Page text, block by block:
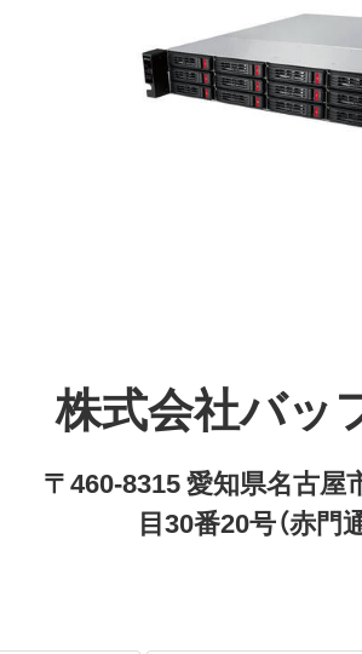
株式会社バッ
〒460-8315 愛知県名古屋
目30番20号（赤門